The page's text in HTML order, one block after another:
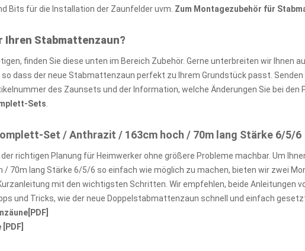
Bits für die Installation der Zaunfelder uvm. Zum Montagezubehör für
Ihren Stabmattenzaun?
finden Sie diese unten im Bereich Zubehör. Gerne unterbreiten wir Ihnen
dass der neue Stabmattenzaun perfekt zu Ihrem Grundstück passt.
des Zaunsets und der Information, welche Änderungen Sie bei
Sets
Set / Anthrazit / 163cm hoch / 70m lang Stärke 6/5/6
richtigen Planung für Heimwerker ohne größere Probleme machbar. Um
lang Stärke 6/5/6 so einfach wie möglich zu machen, bieten wir zwei
mit den wichtigsten Schritten. Wir empfehlen, beide Anleitungen
und Tricks, wie der neue Doppelstabmattenzaun schnell und einfach